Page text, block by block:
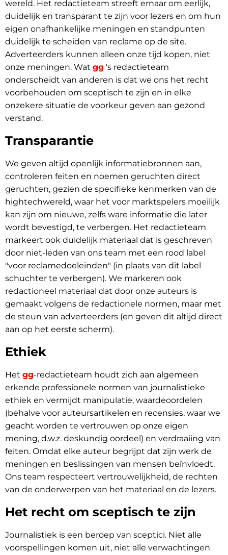
wereld. Het redactieteam streeft ernaar om eerlijk,
duidelijk en transparant te zijn voor lezers en om hun
eigen onafhankelijke meningen en standpunten
duidelijk te scheiden van reclame op de site.
Adverteerders kunnen alleen onze tijd kopen, niet
onze meningen. Wat gg 's redactieteam
onderscheidt van anderen is dat we ons het recht
voorbehouden om sceptisch te zijn en in elke
onzekere situatie de voorkeur geven aan gezond
verstand.
Transparantie
We geven altijd openlijk informatiebronnen aan,
controleren feiten en noemen geruchten direct
geruchten, gezien de specifieke kenmerken van de
hightechwereld, waar het voor marktspelers moeilijk
kan zijn om nieuwe, zelfs ware informatie die later
wordt bevestigd, te verbergen. Het redactieteam
markeert ook duidelijk materiaal dat is geschreven
door niet-leden van ons team met een rood label
"voor reclamedoeleinden" (in plaats van dit label
schuchter te verbergen). We markeren ook
redactioneel materiaal dat door onze auteurs is
gemaakt volgens de redactionele normen, maar met
de steun van adverteerders (en geven dit altijd direct
aan op het eerste scherm).
Ethiek
Het gg-redactieteam houdt zich aan algemeen
erkende professionele normen van journalistieke
ethiek en vermijdt manipulatie, waardeoordelen
(behalve voor auteursartikelen en recensies, waar we
geacht worden te vertrouwen op onze eigen
mening, d.w.z. deskundig oordeel) en verdraaiing van
feiten. Omdat elke auteur begrijpt dat zijn werk de
meningen en beslissingen van mensen beïnvloedt.
Ons team respecteert vertrouwelijkheid, de rechten
van de onderwerpen van het materiaal en de lezers.
Het recht om sceptisch te zijn
Journalistiek is een beroep van sceptici. Niet alle
voorspellingen komen uit, niet alle verwachtingen